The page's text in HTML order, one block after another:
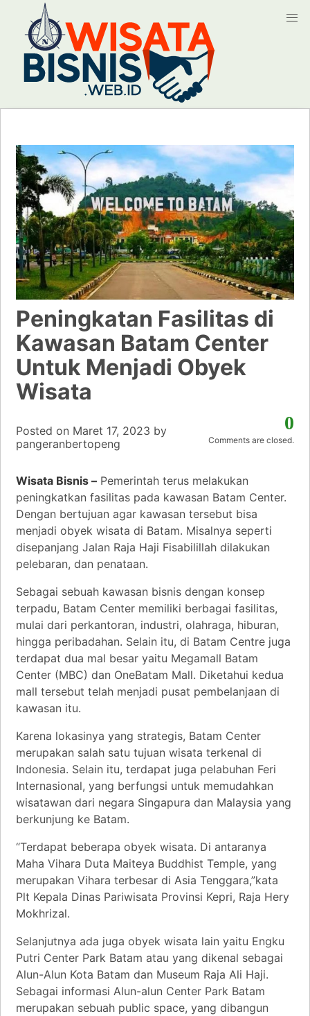
Peningkatan Fasilitas di
Kawasan Batam Center
Untuk Menjadi Obyek
Wisata
0
Comments are closed.
Posted on Maret 17, 2023 by
pangeranbertopeng
Wisata Bisnis – Pemerintah terus melakukan
peningkatkan fasilitas pada kawasan Batam Center.
Dengan bertujuan agar kawasan tersebut bisa
menjadi obyek wisata di Batam. Misalnya seperti
disepanjang Jalan Raja Haji Fisabilillah dilakukan
pelebaran, dan penataan.
Sebagai sebuah kawasan bisnis dengan konsep
terpadu, Batam Center memiliki berbagai fasilitas,
mulai dari perkantoran, industri, olahraga, hiburan,
hingga peribadahan. Selain itu, di Batam Centre juga
terdapat dua mal besar yaitu Megamall Batam
Center (MBC) dan OneBatam Mall. Diketahui kedua
mall tersebut telah menjadi pusat pembelanjaan di
kawasan itu.
Karena lokasinya yang strategis, Batam Center
merupakan salah satu tujuan wisata terkenal di
Indonesia. Selain itu, terdapat juga pelabuhan Feri
Internasional, yang berfungsi untuk memudahkan
wisatawan dari negara Singapura dan Malaysia yang
berkunjung ke Batam.
“Terdapat beberapa obyek wisata. Di antaranya
Maha Vihara Duta Maiteya Buddhist Temple, yang
merupakan Vihara terbesar di Asia Tenggara,”kata
Plt Kepala Dinas Pariwisata Provinsi Kepri, Raja Hery
Mokhrizal.
Selanjutnya ada juga obyek wisata lain yaitu Engku
Putri Center Park Batam atau yang dikenal sebagai
Alun-Alun Kota Batam dan Museum Raja Ali Haji.
Sebagai informasi Alun-alun Center Park Batam
merupakan sebuah public space, yang dibangun